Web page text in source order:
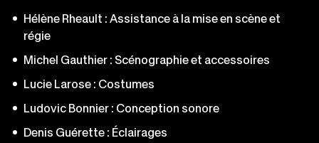
Hélène Rheault : Assistance à la mise en scène et
régie
Michel Gauthier : Scénographie et accessoires
Lucie Larose : Costumes
Ludovic Bonnier : Conception sonore
Denis Guérette : Éclairages